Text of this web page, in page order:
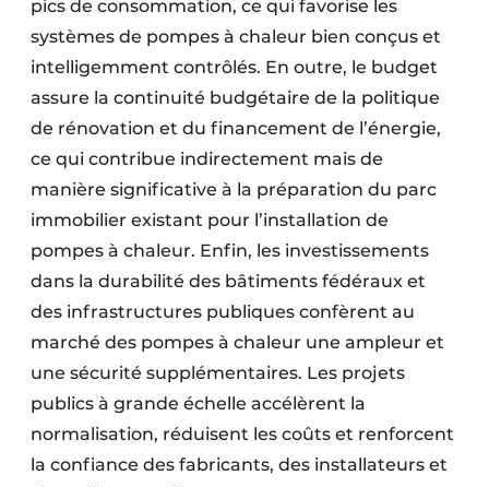
pics de consommation, ce qui favorise les
systèmes de pompes à chaleur bien conçus et
intelligemment contrôlés. En outre, le budget
assure la continuité budgétaire de la politique
de rénovation et du financement de l’énergie,
ce qui contribue indirectement mais de
manière significative à la préparation du parc
immobilier existant pour l’installation de
pompes à chaleur. Enfin, les investissements
dans la durabilité des bâtiments fédéraux et
des infrastructures publiques confèrent au
marché des pompes à chaleur une ampleur et
une sécurité supplémentaires. Les projets
publics à grande échelle accélèrent la
normalisation, réduisent les coûts et renforcent
la confiance des fabricants, des installateurs et